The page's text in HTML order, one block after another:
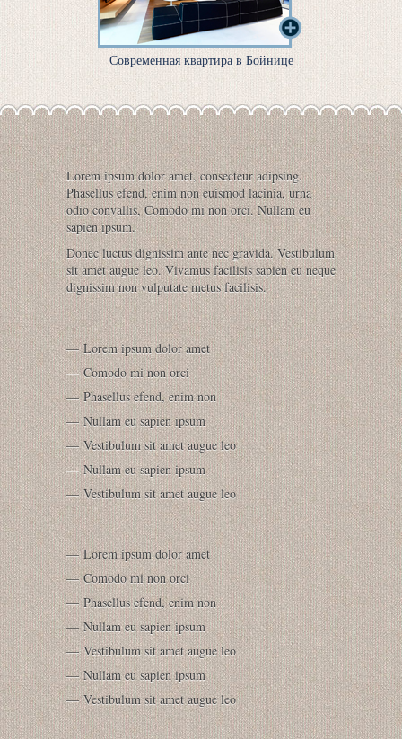
Современная квартира в Бойнице
Lorem ipsum dolor amet, consecteur adipsing.
Phasellus efend, enim non euismod lacinia, urna
odio convallis, Comodo mi non orci. Nullam eu
sapien ipsum.
Donec luctus dignissim ante nec gravida. Vestibulum
sit amet augue leo. Vivamus facilisis sapien eu neque
dignissim non vulputate metus facilisis.
Lorem ipsum dolor amet
Comodo mi non orci
Phasellus efend, enim non
Nullam eu sapien ipsum
Vestibulum sit amet augue leo
Nullam eu sapien ipsum
Vestibulum sit amet augue leo
Lorem ipsum dolor amet
Comodo mi non orci
Phasellus efend, enim non
Nullam eu sapien ipsum
Vestibulum sit amet augue leo
Nullam eu sapien ipsum
Vestibulum sit amet augue leo